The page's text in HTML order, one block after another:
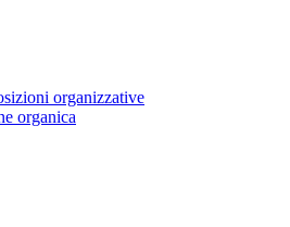
organizzative
organica